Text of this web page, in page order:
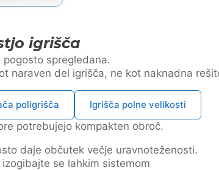
igrišča
spregledana.
naraven del igrišča, ne kot naknadna
poligrišča Igrišča polne velikosti
potrebujejo kompakten obroč.
daje občutek večje uravnoteženosti.
se lahkim sistemom